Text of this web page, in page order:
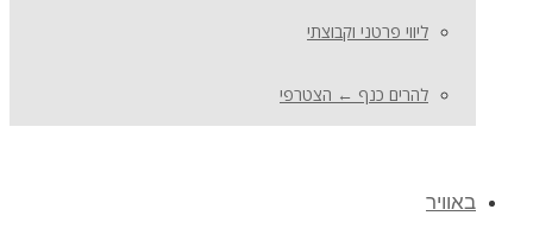
ליווי פרטני וקבוצתי
להרים כנף ← הצטרפי
באוויר